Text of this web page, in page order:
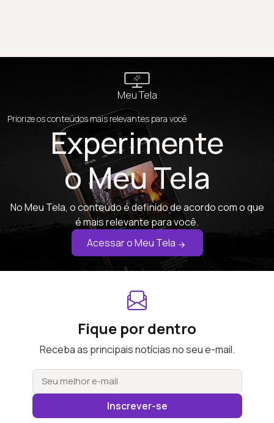
Meu Tela
Priorize os conteúdos mais relevantes para você
Experimente
o Meu Tela
No Meu Tela, o conteúdo é definido de acordo com o que
é mais relevante para você.
Acessar o Meu Tela
Fique por dentro
Receba as principais notícias no seu e-mail.
Inscrever-se